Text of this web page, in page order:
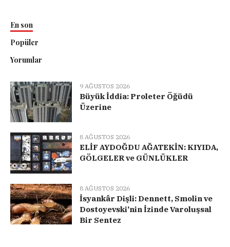
En son
Popüler
Yorumlar
9 AĞUSTOS 2026
Büyük İddia: Proleter Öğüdü
Üzerine
8 AĞUSTOS 2026
ELİF AYDOĞDU AĞATEKİN: KIYIDA,
GÖLGELER ve GÜNLÜKLER
8 AĞUSTOS 2026
İsyankâr Dişli: Dennett, Smolin ve
Dostoyevski’nin İzinde Varoluşsal
Bir Sentez